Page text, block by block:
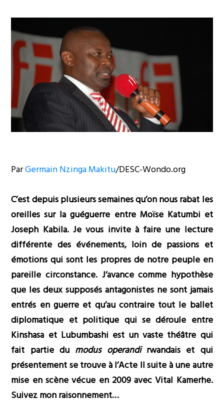
ParGermain Nzinga Makitu/DESC-Wondo.org
C’est depuis plusieurs semaines qu’on nous rabat les
oreilles sur la guéguerre entre Moïse Katumbi et
Joseph Kabila. Je vous invite à faire une lecture
différente des événements, loin de passions et
émotions qui sont les propres de notre peuple en
pareille circonstance. J’avance comme hypothèse
que les deux supposés antagonistes ne sont jamais
entrés en guerre et qu’au contraire tout le ballet
diplomatique et politique qui se déroule entre
Kinshasa et Lubumbashi est un vaste théâtre qui
fait partie du modus operandirwandais et qui
présentement se trouve à l’Acte II suite à une autre
mise en scène vécue en 2009 avec Vital Kamerhe.
Suivez mon raisonnement…